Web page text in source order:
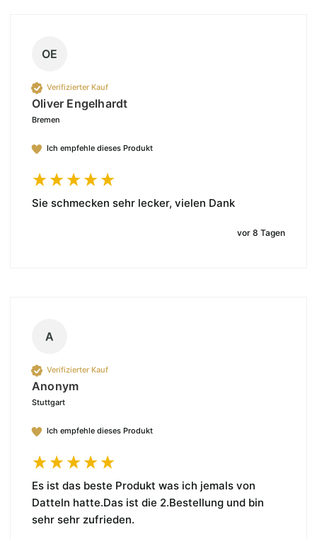
OE
Verifizierter Kauf
Oliver Engelhardt
Bremen
Ich empfehle dieses Produkt
Sie schmecken sehr lecker, vielen Dank
vor 8 Tagen
A
Verifizierter Kauf
Anonym
Stuttgart
Ich empfehle dieses Produkt
Es ist das beste Produkt was ich jemals von
Datteln hatte.Das ist die 2.Bestellung und bin
sehr sehr zufrieden.